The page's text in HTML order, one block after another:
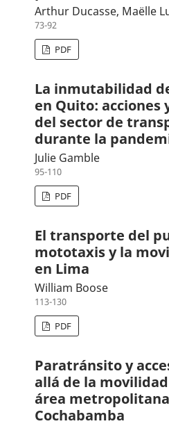
Arthur Ducasse, Maëlle
73-92
PDF
La inmutabilidad
en Quito: acciones
del sector de
durante la
Julie Gamble
95-110
PDF
El transporte del
mototaxis y la
en Lima
William Boose
113-130
PDF
Paratránsito y
allá de la
área
Cochabamba